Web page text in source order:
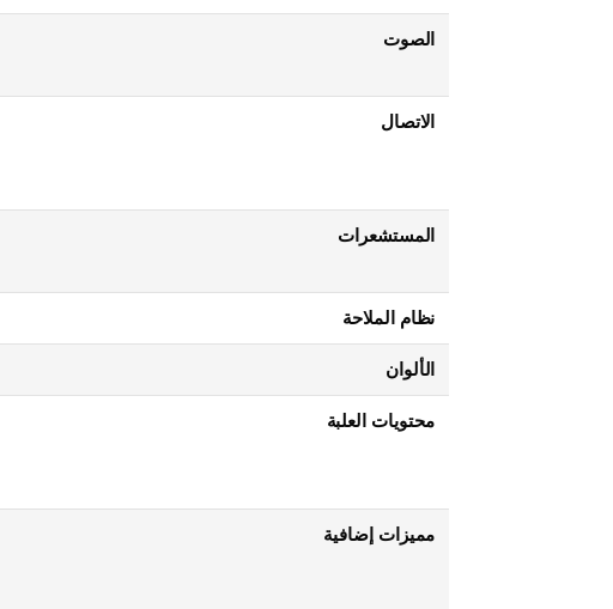
الصوت
الاتصال
المستشعرات
نظام الملاحة
الألوان
محتويات العلبة
مميزات إضافية